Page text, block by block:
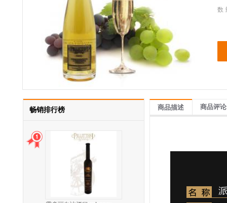
数
畅销排行榜 商品描述 商品评论